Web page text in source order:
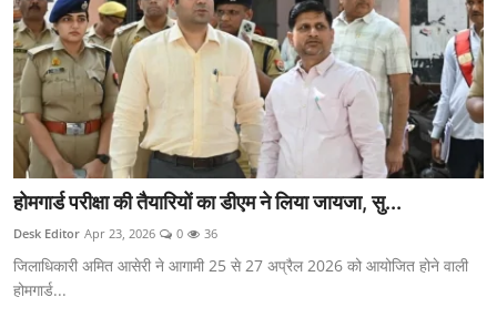
होमगार्ड परीक्षा की तैयारियों का डीएम ने लिया जायजा, सु...
Desk Editor Apr 23, 2026 0 36
जिलाधिकारी अमित आसेरी ने आगामी 25 से 27 अप्रैल 2026 को आयोजित होने वाली
होमगार्ड...